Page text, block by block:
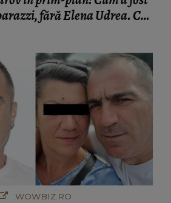
fără Elena Udrea. Cu
WOWBIZ.RO